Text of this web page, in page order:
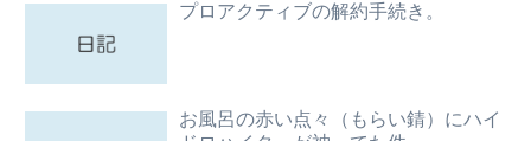
プロアクティブの解約手続き。
お風呂の赤い点々（もらい錆）にハイ